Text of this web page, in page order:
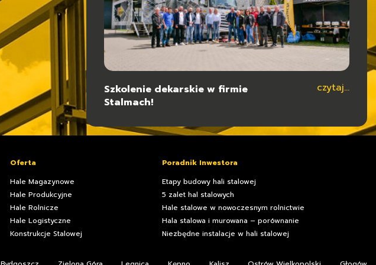
Szkolenie dekarskie w firmie
Stalmach!
czytaj...
Typy konstrukcji dla hal stalowych czytaj...
Oferta
Hale Magazynowe
Hale Produkcyjne
Hale Rolnicze
Hale Logistyczne
Konstrukcje Stalowej
Poradnik Inwestora
Etapy budowy hali stalowej
5 zalet hal stalowych
Hale stalowe w nowoczesnym rolnictwie
Hala stalowa i murowana – porównanie
Niezbędne instalacje w hali stalowej